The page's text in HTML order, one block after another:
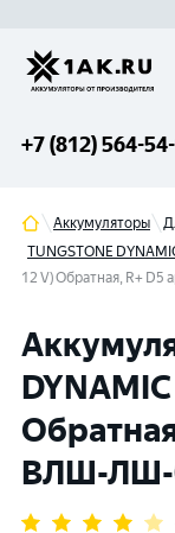
+7 (812) 564-
Аккумуляторы
TUNGSTONE
12 V) Обратная, R+
ВЛШ-
Гатчина